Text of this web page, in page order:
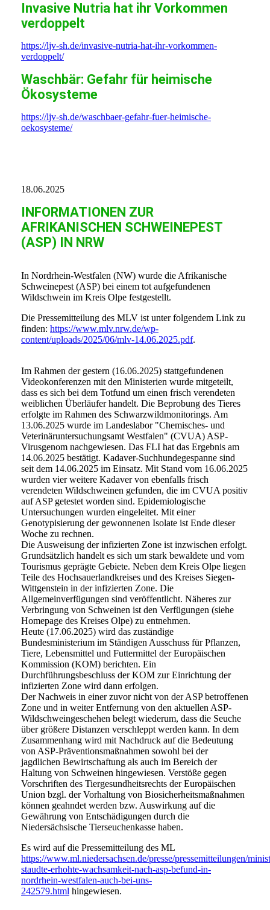
Invasive Nutria hat ihr Vorkommen
verdoppelt
https://ljv-sh.de/invasive-nutria-hat-ihr-vorkommen-
verdoppelt/
Waschbär: Gefahr für heimische
Ökosysteme
https://ljv-sh.de/waschbaer-gefahr-fuer-heimische-
oekosysteme/
18.06.2025
INFORMATIONEN ZUR
AFRIKANISCHEN SCHWEINEPEST
(ASP) IN NRW
In Nordrhein-Westfalen (NW) wurde die Afrikanische
Schweinepest (ASP) bei einem tot aufgefundenen
Wildschwein im Kreis Olpe festgestellt.
Die Pressemitteilung des MLV ist unter folgendem Link zu
finden: https://www.mlv.nrw.de/wp-
content/uploads/2025/06/mlv-14.06.2025.pdf.
Im Rahmen der gestern (16.06.2025) stattgefundenen
Videokonferenzen mit den Ministerien wurde mitgeteilt,
dass es sich bei dem Totfund um einen frisch verendeten
weiblichen Überläufer handelt. Die Beprobung des Tieres
erfolgte im Rahmen des Schwarzwildmonitorings. Am
13.06.2025 wurde im Landeslabor "Chemisches- und
Veterinäruntersuchungsamt Westfalen" (CVUA) ASP-
Virusgenom nachgewiesen. Das FLI hat das Ergebnis am
14.06.2025 bestätigt. Kadaver-Suchhundegespanne sind
seit dem 14.06.2025 im Einsatz. Mit Stand vom 16.06.2025
wurden vier weitere Kadaver von ebenfalls frisch
verendeten Wildschweinen gefunden, die im CVUA positiv
auf ASP getestet worden sind. Epidemiologische
Untersuchungen wurden eingeleitet. Mit einer
Genotypisierung der gewonnenen Isolate ist Ende dieser
Woche zu rechnen.
Die Ausweisung der infizierten Zone ist inzwischen erfolgt.
Grundsätzlich handelt es sich um stark bewaldete und vom
Tourismus geprägte Gebiete. Neben dem Kreis Olpe liegen
Teile des Hochsauerlandkreises und des Kreises Siegen-
Wittgenstein in der infizierten Zone. Die
Allgemeinverfügungen sind veröffentlicht. Näheres zur
Verbringung von Schweinen ist den Verfügungen (siehe
Homepage des Kreises Olpe) zu entnehmen.
Heute (17.06.2025) wird das zuständige
Bundesministerium im Ständigen Ausschuss für Pflanzen,
Tiere, Lebensmittel und Futtermittel der Europäischen
Kommission (KOM) berichten. Ein
Durchführungsbeschluss der KOM zur Einrichtung der
infizierten Zone wird dann erfolgen.
Der Nachweis in einer zuvor nicht von der ASP betroffenen
Zone und in weiter Entfernung von den aktuellen ASP-
Wildschweingeschehen belegt wiederum, dass die Seuche
über größere Distanzen verschleppt werden kann. In dem
Zusammenhang wird mit Nachdruck auf die Bedeutung
von ASP-Präventionsmaßnahmen sowohl bei der
jagdlichen Bewirtschaftung als auch im Bereich der
Haltung von Schweinen hingewiesen. Verstöße gegen
Vorschriften des Tiergesundheitsrechts der Europäischen
Union bzgl. der Vorhaltung von Biosicherheitsmaßnahmen
können geahndet werden bzw. Auswirkung auf die
Gewährung von Entschädigungen durch die
Niedersächsische Tierseuchenkasse haben.
Es wird auf die Pressemitteilung des ML
https://www.ml.niedersachsen.de/presse/pressemitteilungen/
staudte-erhohte-wachsamkeit-nach-asp-befund-in-
nordrhein-westfalen-auch-bei-uns-
242579.html hingewiesen.